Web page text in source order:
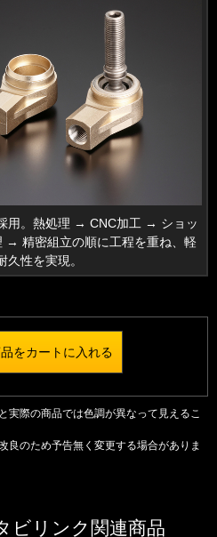
用。熱処理 → CNC加工 → ショッ
→ 精密組立の順に工程を重ね、軽
性を実現。
際の商品では色調が異なって見えるこ
のため予告無く変更する場合がありま
ビリンク関連商品